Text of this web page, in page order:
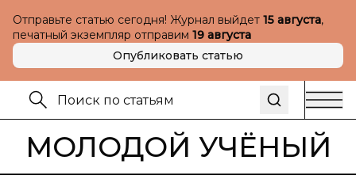
Отправьте статью сегодня! Журнал выйдет 15 августа,
печатный экземпляр отправим 19 августа
Опубликовать статью
МОЛОДОЙ УЧЁНЫЙ